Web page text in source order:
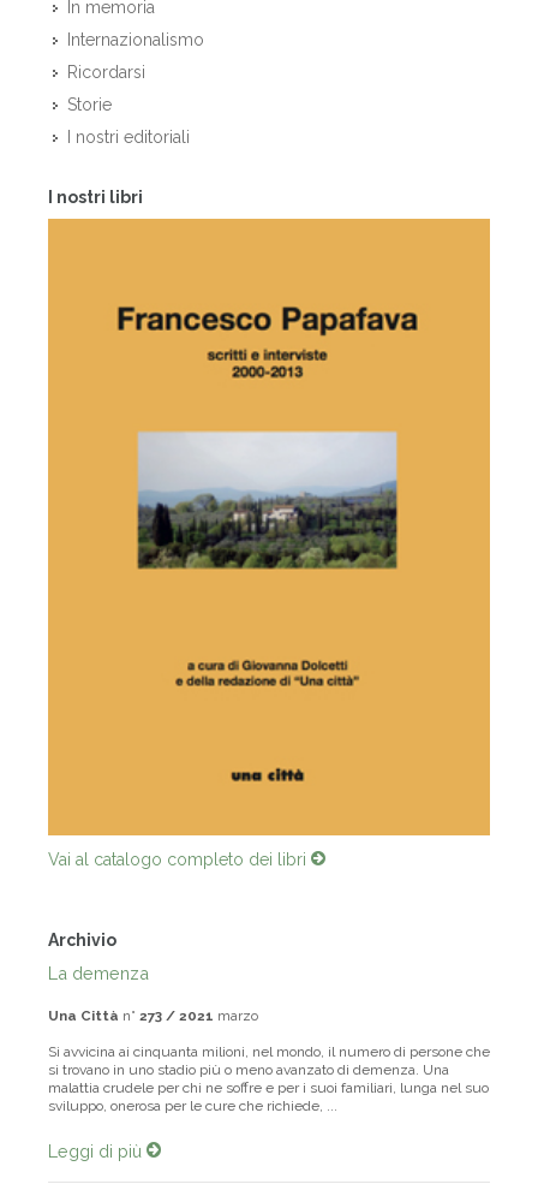
In memoria
Internazionalismo
Ricordarsi
Storie
I nostri editoriali
I nostri libri
Vai al catalogo completo dei libri
Archivio
La demenza
Una Città n° 273 / 2021 marzo
Si avvicina ai cinquanta milioni, nel mondo, il numero di persone che
si trovano in uno stadio più o meno avanzato di demenza. Una
malattia crudele per chi ne soffre e per i suoi familiari, lunga nel suo
sviluppo, onerosa per le cure che richiede, ...
Leggi di più